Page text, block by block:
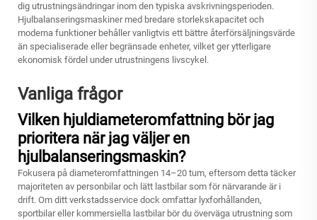
dig utrustningsändringar inom den typiska avskrivningsperioden.
Hjulbalanseringsmaskiner med bredare storlekskapacitet och
moderna funktioner behåller vanligtvis ett bättre återförsäljningsvärde
än specialiserade eller begränsade enheter, vilket ger ytterligare
ekonomisk fördel under utrustningens livscykel.
Vanliga frågor
Vilken hjuldiameteromfattning bör jag
prioritera när jag väljer en
hjulbalanseringsmaskin?
Fokusera på diameteromfattningen 14–20 tum, eftersom detta täcker
majoriteten av personbilar och lätt lastbilar som för närvarande är i
drift. Om ditt verkstadsservice dock omfattar lyxforhållanden,
sportbilar eller kommersiella lastbilar bör du överväga utrustning som